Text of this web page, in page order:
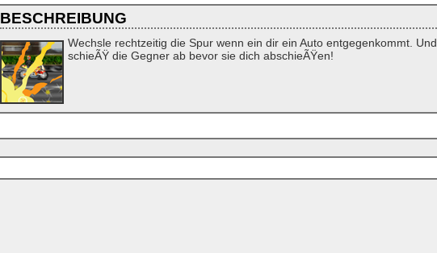
BESCHREIBUNG
Wechsle rechtzeitig die Spur wenn ein dir ein Auto entgegenkommt. Und
schieÃŸ die Gegner ab bevor sie dich abschieÃŸen!